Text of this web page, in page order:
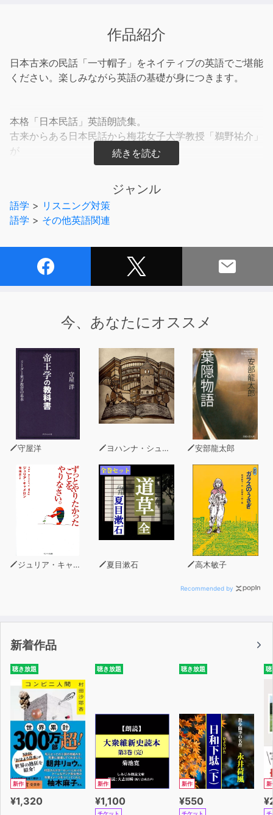
作品紹介
日本古来の民話「一寸帽子」をネイティブの英語でご堪能
ください。楽しみながら英語の基礎が身につきます。
本格「日本民話」英語朗読集。
古来からある日本民話から梅花女子大学教授「鵜野祐介」
が
これは聴いて欲しいと言う物語をセレクトし再編集、
サウンドアートの第一人者「村田尚司」の「音」で
より深みのある日本民話英語朗読集になりました。
是非、日本古来の民話の「語り」をネイティブな英語でご
sound.jp/SABRINA/minwa
ジャンル
語学 > リスニング対策
語学 > その他英語関連
今、あなたにオススメ
守屋洋 ヨハンナ・シュピリ 安部龍太郎
ジュリア・キャメロン 夏目漱石 高木敏子
Recommended by
新着作品
聴き放題
新作
¥1,320
聴き放題
新作
¥1,100
チケット
聴き放題
新作
¥550
チケット
聴
新
チ